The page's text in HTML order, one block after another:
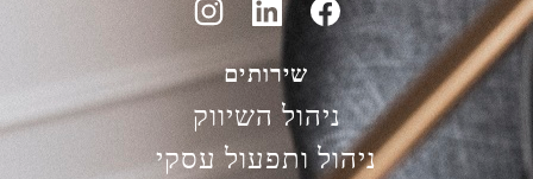
שירותים
ניהול השיווק
ניהול ותפעול עסקי